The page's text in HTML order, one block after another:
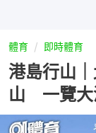
體育 即時體育
港島行山
山 一覽大